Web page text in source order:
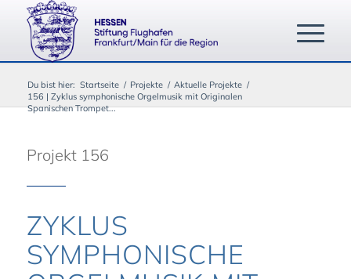
Du bist hier: Startseite / Projekte / Aktuelle Projekte /
156 | Zyklus symphonische Orgelmusik mit Originalen
Spanischen Trompet...
Projekt 156
ZYKLUS
SYMPHONISCHE